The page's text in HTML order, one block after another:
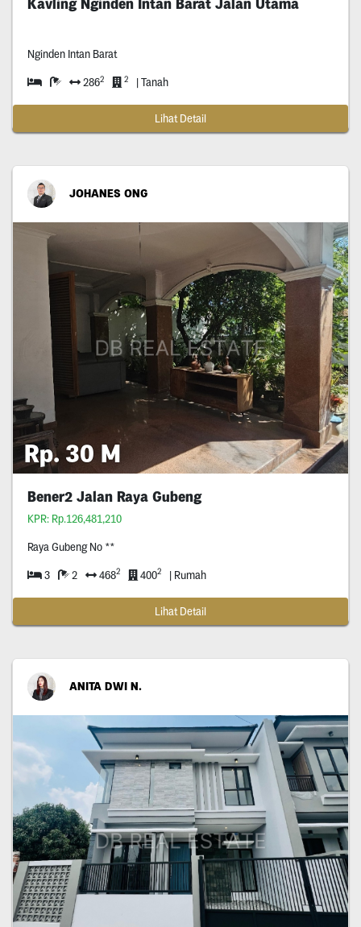
Kavling Nginden Intan Barat Jalan Utama
Nginden Intan Barat
2862 2 | Tanah
Lihat Detail
JOHANES ONG
Rp. 30 M
Bener2 Jalan Raya Gubeng
KPR: Rp.126,481,210
Raya Gubeng No **
3 2 4682 4002 | Rumah
Lihat Detail
ANITA DWI N.